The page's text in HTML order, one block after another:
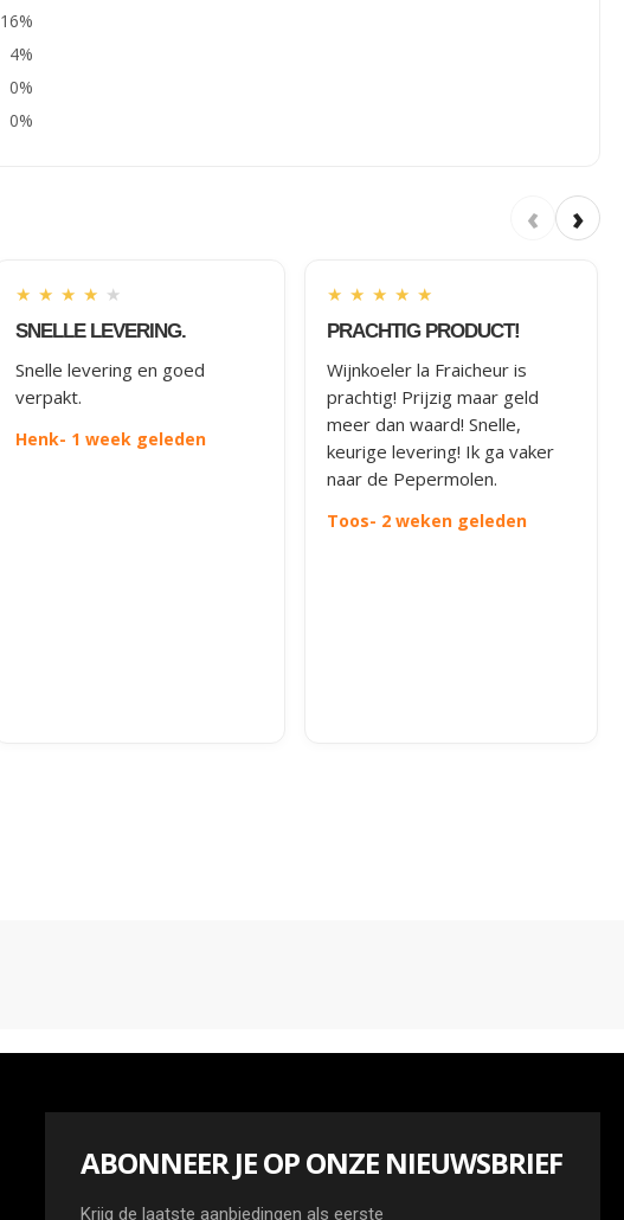
16%
4%
0%
0%
‹ ›
★ ★ ★ ★ ★
SNELLE LEVERING.
Snelle levering en goed
verpakt.
Henk- 1 week geleden
★ ★ ★ ★ ★
PRACHTIG PRODUCT!
Wijnkoeler la Fraicheur is
prachtig! Prijzig maar geld
meer dan waard! Snelle,
keurige levering! Ik ga vaker
naar de Pepermolen.
Toos- 2 weken geleden
ABONNEER JE OP ONZE NIEUWSBRIEF
Krijg de laatste aanbiedingen als eerste